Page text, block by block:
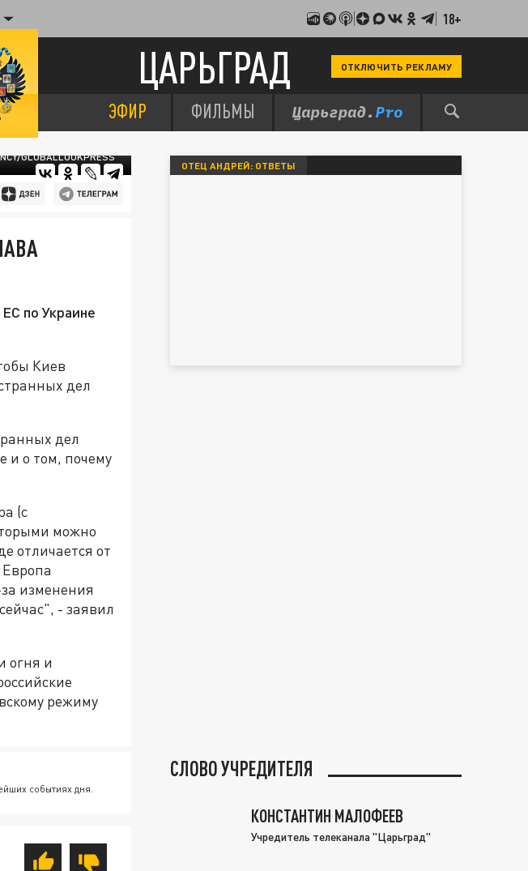
18+
ЦАРЬГРАД ОТКЛЮЧИТЬ РЕКЛАМУ
ЭФИР ФИЛЬМЫ
GLOBALLOOKPRESS
по Украине
Киев
дел
дел
и о том, почему
(с
можно
отличается от
изменения
- заявил
огня и
режиму
событиях дня.
ОТЕЦ АНДРЕЙ: ОТВЕТЫ
СЛОВО УЧРЕДИТЕЛЯ
КОНСТАНТИН МАЛОФЕЕВ
Учредитель телеканала "Царьград"